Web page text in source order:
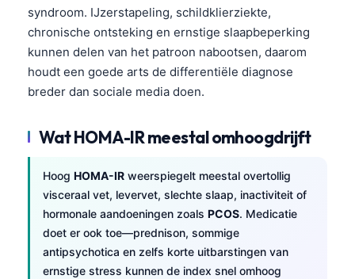
syndroom. IJzerstapeling, schildklierziekte,
chronische ontsteking en ernstige slaapbeperking
kunnen delen van het patroon nabootsen, daarom
houdt een goede arts de differentiële diagnose
breder dan sociale media doen.
Wat HOMA-IR meestal omhoogdrijft
Hoog HOMA-IR weerspiegelt meestal overtollig
visceraal vet, levervet, slechte slaap, inactiviteit of
hormonale aandoeningen zoals PCOS. Medicatie
doet er ook toe—prednison, sommige
antipsychotica en zelfs korte uitbarstingen van
ernstige stress kunnen de index snel omhoog
Ślōnskŏ gŏdka
Norsk bokmål